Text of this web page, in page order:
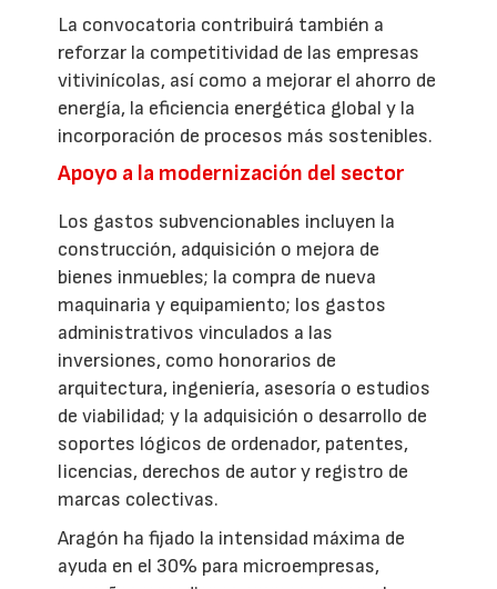
La convocatoria contribuirá también a
reforzar la competitividad de las empresas
vitivinícolas, así como a mejorar el ahorro de
energía, la eficiencia energética global y la
incorporación de procesos más sostenibles.
Apoyo a la modernización del sector
Los gastos subvencionables incluyen la
construcción, adquisición o mejora de
bienes inmuebles; la compra de nueva
maquinaria y equipamiento; los gastos
administrativos vinculados a las
inversiones, como honorarios de
arquitectura, ingeniería, asesoría o estudios
de viabilidad; y la adquisición o desarrollo de
soportes lógicos de ordenador, patentes,
licencias, derechos de autor y registro de
marcas colectivas.
Aragón ha fijado la intensidad máxima de
ayuda en el 30% para microempresas,